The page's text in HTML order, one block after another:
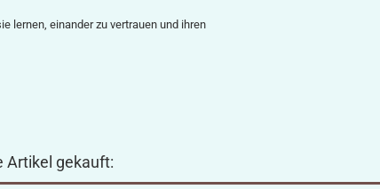
lernen, einander zu vertrauen und ihren
Artikel gekauft: